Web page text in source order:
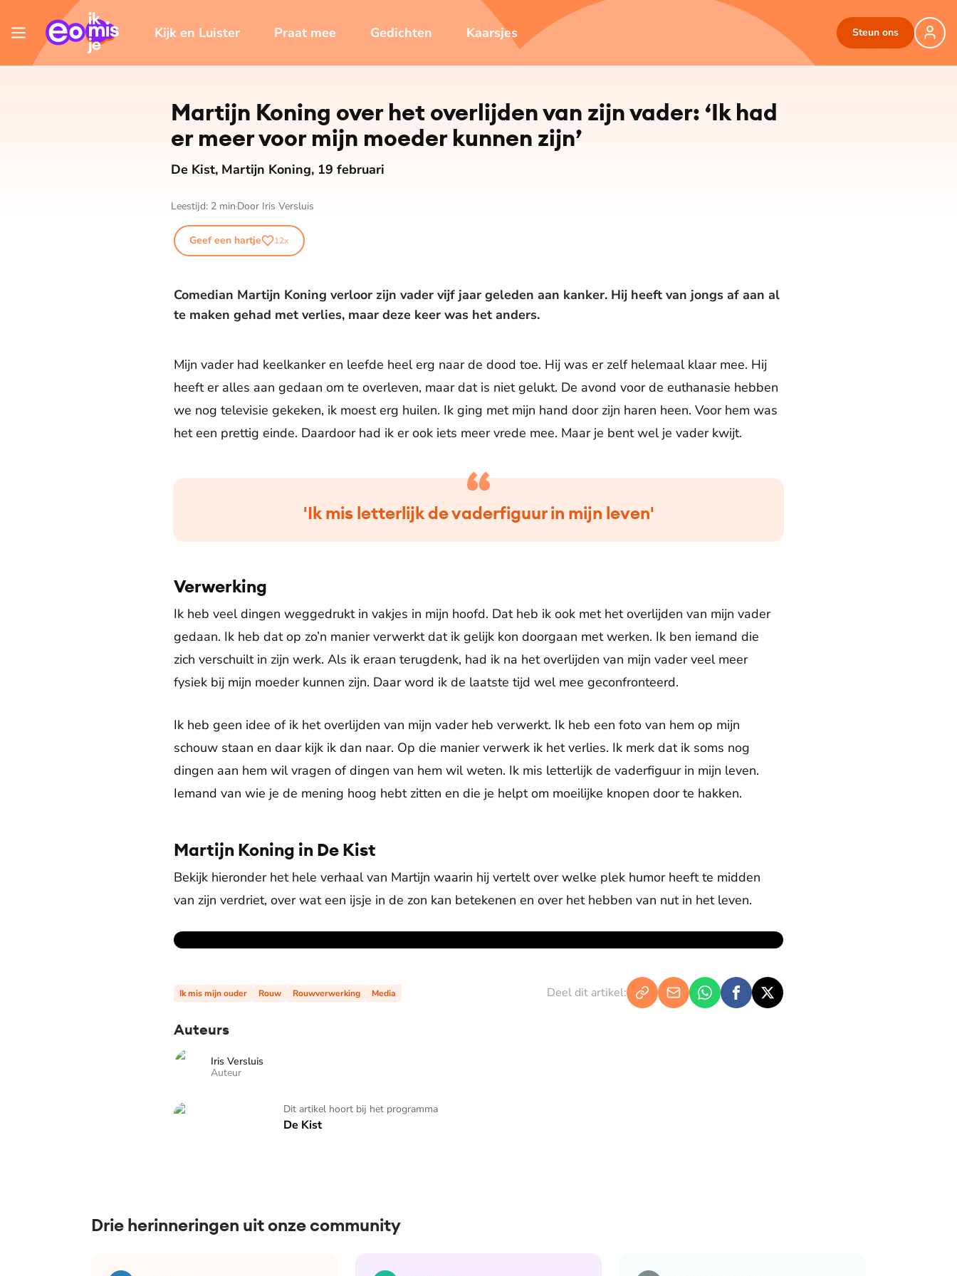
Kijk en Luister Praat mee Gedichten Kaarsjes Steun ons
Martijn Koning over het overlijden van zijn vader: ‘Ik had
er meer voor mijn moeder kunnen zijn’
De Kist, Martijn Koning, 19 februari
Leestijd: 2 min Door Iris Versluis
Geef een hartje 12x
Comedian Martijn Koning verloor zijn vader vijf jaar geleden aan kanker. Hij heeft van jongs af aan al
te maken gehad met verlies, maar deze keer was het anders.
Mijn vader had keelkanker en leefde heel erg naar de dood toe. Hij was er zelf helemaal klaar mee. Hij
heeft er alles aan gedaan om te overleven, maar dat is niet gelukt. De avond voor de euthanasie hebben
we nog televisie gekeken, ik moest erg huilen. Ik ging met mijn hand door zijn haren heen. Voor hem was
het een prettig einde. Daardoor had ik er ook iets meer vrede mee. Maar je bent wel je vader kwijt.
'Ik mis letterlijk de vaderfiguur in mijn leven'
Verwerking
Ik heb veel dingen weggedrukt in vakjes in mijn hoofd. Dat heb ik ook met het overlijden van mijn vader
gedaan. Ik heb dat op zo’n manier verwerkt dat ik gelijk kon doorgaan met werken. Ik ben iemand die
zich verschuilt in zijn werk. Als ik eraan terugdenk, had ik na het overlijden van mijn vader veel meer
fysiek bij mijn moeder kunnen zijn. Daar word ik de laatste tijd wel mee geconfronteerd.
Ik heb geen idee of ik het overlijden van mijn vader heb verwerkt. Ik heb een foto van hem op mijn
schouw staan en daar kijk ik dan naar. Op die manier verwerk ik het verlies. Ik merk dat ik soms nog
dingen aan hem wil vragen of dingen van hem wil weten. Ik mis letterlijk de vaderfiguur in mijn leven.
Iemand van wie je de mening hoog hebt zitten en die je helpt om moeilijke knopen door te hakken.
Martijn Koning in De Kist
Bekijk hieronder het hele verhaal van Martijn waarin hij vertelt over welke plek humor heeft te midden
van zijn verdriet, over wat een ijsje in de zon kan betekenen en over het hebben van nut in het leven.
Ik mis mijn ouder Rouw Rouwverwerking Media Deel dit artikel:
Auteurs
Iris Versluis
Auteur
Dit artikel hoort bij het programma
De Kist
De Kist
Drie herinneringen uit onze community